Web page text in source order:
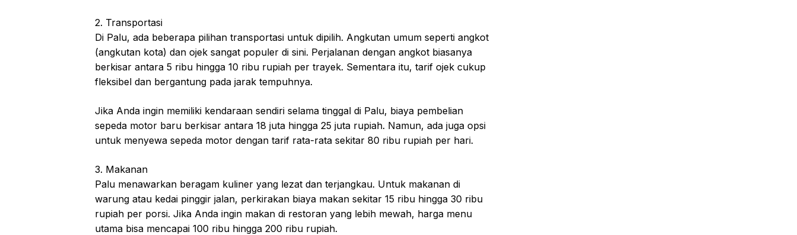
2. Transportasi
Di Palu, ada beberapa pilihan transportasi untuk dipilih. Angkutan umum seperti angkot
(angkutan kota) dan ojek sangat populer di sini. Perjalanan dengan angkot biasanya
berkisar antara 5 ribu hingga 10 ribu rupiah per trayek. Sementara itu, tarif ojek cukup
fleksibel dan bergantung pada jarak tempuhnya.
Jika Anda ingin memiliki kendaraan sendiri selama tinggal di Palu, biaya pembelian
sepeda motor baru berkisar antara 18 juta hingga 25 juta rupiah. Namun, ada juga opsi
untuk menyewa sepeda motor dengan tarif rata-rata sekitar 80 ribu rupiah per hari.
3. Makanan
Palu menawarkan beragam kuliner yang lezat dan terjangkau. Untuk makanan di
warung atau kedai pinggir jalan, perkirakan biaya makan sekitar 15 ribu hingga 30 ribu
rupiah per porsi. Jika Anda ingin makan di restoran yang lebih mewah, harga menu
utama bisa mencapai 100 ribu hingga 200 ribu rupiah.